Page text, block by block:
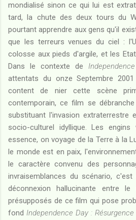
mondialisé sinon ce qui lui est
tard, la chute des deux tours du
pourtant apprendre aux gens qu'il
que les terreurs venues du ciel :
colosse aux pieds d'argile, et les
Dans le contexte de
attentats du onze Septembre
content de nier cette scène
contemporain, ce film se
substituant l'invasion extraterrestre
socio-culturel idyllique. Les
essence, on voyage de la Terre à la
le monde est en paix,
le caractère convenu des
invraisemblances du scénario,
déconnexion hallucinante entre
présupposés de ce film qui pose
fond Independence Day : Résurgence